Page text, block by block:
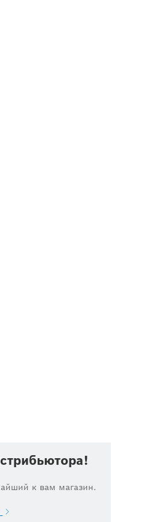
к вам магазин.